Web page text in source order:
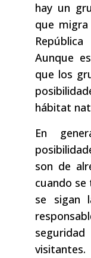
hay un
que
Aunque
que los
hábitat
En
son de
cuando
se sigan
visitantes.